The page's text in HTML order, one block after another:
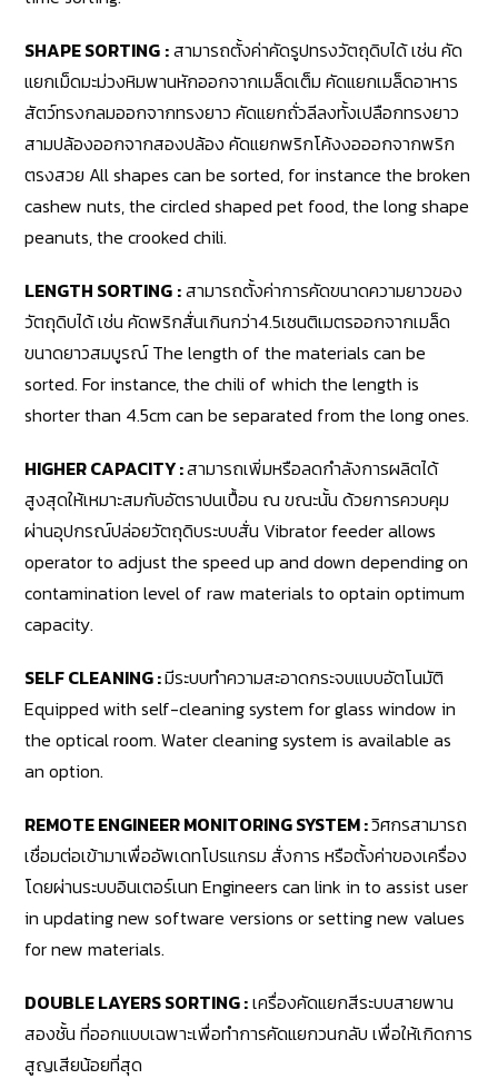
SHAPE SORTING :สามารถตั้งค่าคัดรูปทรงวัตถุดิบได้ เช่น คัด
แยกเม็ดมะม่วงหิมพานหักออกจากเมล็ดเต็ม คัดแยกเมล็ดอาหาร
สัตว์ทรงกลมออกจากทรงยาว คัดแยกถั่วลีลงทั้งเปลือกทรงยาว
สามปล้องออกจากสองปล้อง คัดแยกพริกโค้งงอออกจากพริก
ตรงสวย All shapes can be sorted, for instance the broken
cashew nuts, the circled shaped pet food, the long shape
peanuts, the crooked chili.
LENGTH SORTING :สามารถตั้งค่าการคัดขนาดความยาวของ
วัตถุดิบได้ เช่น คัดพริกสั่นเกินกว่า4.5เซนติเมตรออกจากเมล็ด
ขนาดยาวสมบูรณ์ The length of the materials can be
sorted. For instance, the chili of which the length is
shorter than 4.5cm can be separated from the long ones.
HIGHER CAPACITY :สามารถเพิ่มหรือลดกำลังการผลิตได้
สูงสุดให้เหมาะสมกับอัตราปนเปื้อน ณ ขณะนั้น ด้วยการควบคุม
ผ่านอุปกรณ์ปล่อยวัตถุดิบระบบสั่น Vibrator feeder allows
operator to adjust the speed up and down depending on
contamination level of raw materials to optain optimum
capacity.
SELF CLEANING :มีระบบทำความสะอาดกระจบแบบอัตโนมัติ
Equipped with self-cleaning system for glass window in
the optical room. Water cleaning system is available as
an option.
REMOTE ENGINEER MONITORING SYSTEM :วิศกรสามารถ
เชื่อมต่อเข้ามาเพื่ออัพเดทโปรแกรม สั่งการ หรือตั้งค่าของเครื่อง
โดยผ่านระบบอินเตอร์เนท Engineers can link in to assist user
in updating new software versions or setting new values
for new materials.
DOUBLE LAYERS SORTING :เครื่องคัดแยกสีระบบสายพาน
สองชั้น ที่ออกแบบเฉพาะเพื่อทำการคัดแยกวนกลับ เพื่อให้เกิดการ
สูญเสียน้อยที่สุด